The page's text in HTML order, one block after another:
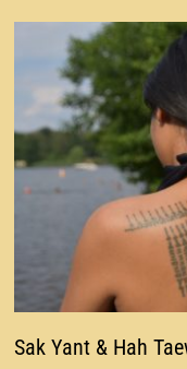
Sak Yant & Hah